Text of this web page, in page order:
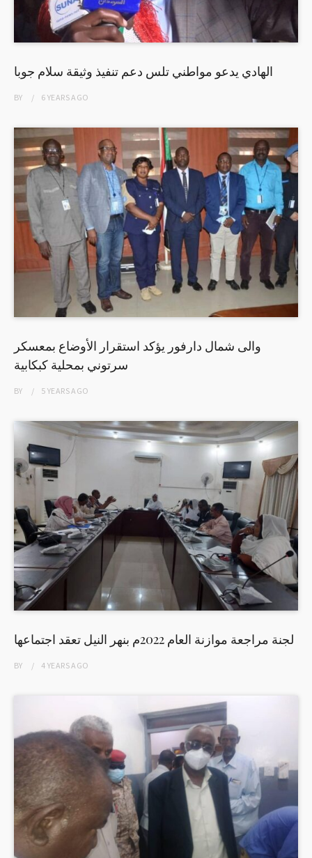
الهادي يدعو مواطني تلس دعم تنفيذ وثيقة سلام جوبا
BY 6 YEARSAGO
والى شمال دارفور يؤكد استقرار الأوضاع بمعسكر
سرتوني بمحلية كبكابية
BY 5 YEARSAGO
لجنة مراجعة موازنة العام 2022م بنهر النيل تعقد اجتماعها
BY 4 YEARSAGO